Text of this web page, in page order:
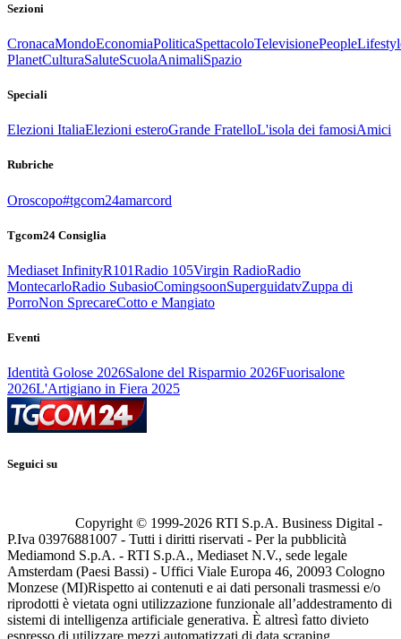
Sezioni
CronacaMondoEconomiaPoliticaSpettacoloTelevisionePeople
PlanetCulturaSaluteScuolaAnimaliSpazio
Speciali
Elezioni ItaliaElezioni esteroGrande FratelloL'isola dei famosiAmici
Rubriche
Oroscopo#tgcom24amarcord
Tgcom24 Consiglia
Mediaset InfinityR101Radio 105Virgin RadioRadio
MontecarloRadio SubasioComingsoonSuperguidatvZuppa di
PorroNon SprecareCotto e Mangiato
Eventi
Identità Golose 2026Salone del Risparmio 2026Fuorisalone
2026L'Artigiano in Fiera 2025
Seguici su
Copyright © 1999-2026 RTI S.p.A. Business Digital -
P.Iva 03976881007 - Tutti i diritti riservati - Per la pubblicità
Mediamond S.p.A. - RTI S.p.A., Mediaset N.V., sede legale
Amsterdam (Paesi Bassi) - Uffici Viale Europa 46, 20093 Cologno
Monzese (MI)Rispetto ai contenuti e ai dati personali trasmessi e/o
riprodotti è vietata ogni utilizzazione funzionale all’addestramento di
sistemi di intelligenza artificiale generativa. È altresì fatto divieto
espresso di utilizzare mezzi automatizzati di data scraping.